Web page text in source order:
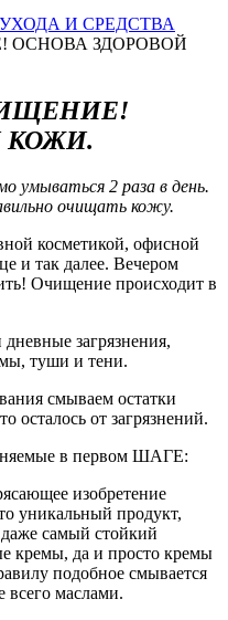
И СРЕДСТВА
КОЖИ.
умываться 2 раза в день.
очищать кожу.
косметикой, офисной
и так далее. Вечером
Очищение происходит в
загрязнения,
туши и тени.
смываем остатки
осталось от загрязнений.
в первом ШАГЕ:
изобретение
уникальный продукт,
самый стойкий
кремы, да и просто кремы
подобное смывается
всего маслами.